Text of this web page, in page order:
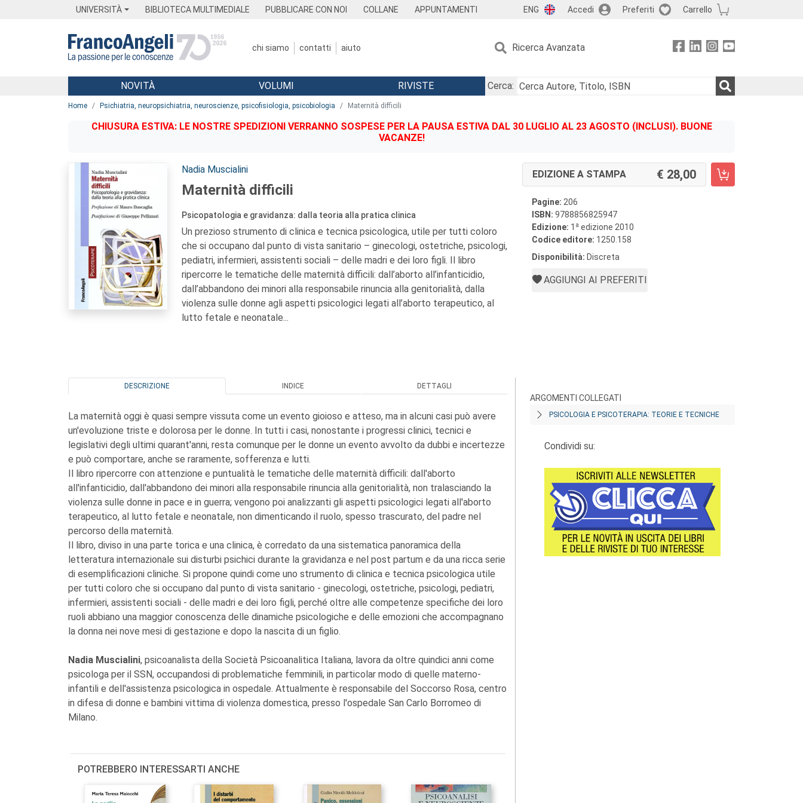
UNIVERSITÀ BIBLIOTECA MULTIMEDIALE PUBBLICARE CON NOI COLLANE APPUNTAMENTI ENG Accedi Preferiti Carrello
chi siamo contatti aiuto Ricerca Avanzata
Menu
NOVITÀ VOLUMI RIVISTE
Cerca:
Home Psichiatria, neuropsichiatria, neuroscienze, psicofisiologia, psicobiologia Maternità difficili
CHIUSURA ESTIVA: LE NOSTRE SPEDIZIONI VERRANNO SOSPESE PER LA PAUSA ESTIVA DAL 30 LUGLIO AL 23 AGOSTO (INCLUSI). BUONE
VACANZE!
Autori:
Nadia Muscialini
Maternità difficili
Psicopatologia e gravidanza: dalla teoria alla pratica clinica
Un prezioso strumento di clinica e tecnica psicologica, utile per tutti coloro
che si occupano dal punto di vista sanitario – ginecologi, ostetriche, psicologi,
pediatri, infermieri, assistenti sociali – delle madri e dei loro figli. Il libro
ripercorre le tematiche delle maternità difficili: dall’aborto all’infanticidio,
dall’abbandono dei minori alla responsabile rinuncia alla genitorialità, dalla
violenza sulle donne agli aspetti psicologici legati all’aborto terapeutico, al
lutto fetale e neonatale...
EDIZIONE A STAMPA 28,00
Pagine: 206
ISBN: 9788856825947
Edizione: 1 a edizione 2010
Codice editore: 1250.158
Disponibilità: Discreta
AGGIUNGI AI PREFERITI
DESCRIZIONE INDICE DETTAGLI
La maternità oggi è quasi sempre vissuta come un evento gioioso e atteso, ma in alcuni casi può avere
un'evoluzione triste e dolorosa per le donne. In tutti i casi, nonostante i progressi clinici, tecnici e
legislativi degli ultimi quarant'anni, resta comunque per le donne un evento avvolto da dubbi e incertezze
e può comportare, anche se raramente, sofferenza e lutti.
Il libro ripercorre con attenzione e puntualità le tematiche delle maternità difficili: dall'aborto
all'infanticidio, dall'abbandono dei minori alla responsabile rinuncia alla genitorialità, non tralasciando la
violenza sulle donne in pace e in guerra; vengono poi analizzanti gli aspetti psicologici legati all'aborto
terapeutico, al lutto fetale e neonatale, non dimenticando il ruolo, spesso trascurato, del padre nel
percorso della maternità.
Il libro, diviso in una parte torica e una clinica, è corredato da una sistematica panoramica della
letteratura internazionale sui disturbi psichici durante la gravidanza e nel post partum e da una ricca serie
di esemplificazioni cliniche. Si propone quindi come uno strumento di clinica e tecnica psicologica utile
per tutti coloro che si occupano dal punto di vista sanitario - ginecologi, ostetriche, psicologi, pediatri,
infermieri, assistenti sociali - delle madri e dei loro figli, perché oltre alle competenze specifiche dei loro
ruoli abbiano una maggior conoscenza delle dinamiche psicologiche e delle emozioni che accompagnano
la donna nei nove mesi di gestazione e dopo la nascita di un figlio.
Nadia Muscialini, psicoanalista della Società Psicoanalitica Italiana, lavora da oltre quindici anni come
psicologa per il SSN, occupandosi di problematiche femminili, in particolar modo di quelle materno-
infantili e dell'assistenza psicologica in ospedale. Attualmente è responsabile del Soccorso Rosa, centro
in difesa di donne e bambini vittima di violenza domestica, presso l'ospedale San Carlo Borromeo di
Milano.
POTREBBERO INTERESSARTI ANCHE
ARGOMENTI COLLEGATI
PSICOLOGIA E PSICOTERAPIA: TEORIE E TECNICHE
Condividi su: